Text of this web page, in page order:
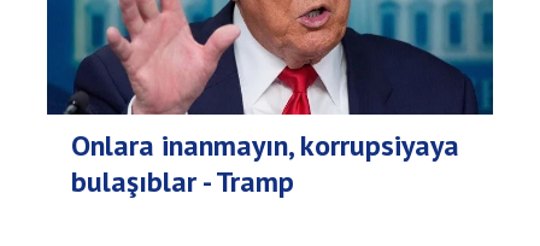
Onlara inanmayın, korrupsiyaya
bulaşıblar - Tramp